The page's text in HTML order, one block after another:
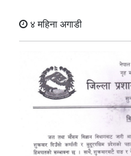
४ महिना अगाडी